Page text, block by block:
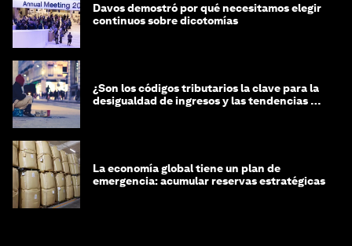
Davos demostró por qué necesitamos elegir
continuos sobre dicotomías
¿Son los códigos tributarios la clave para la
desigualdad de ingresos y las tendencias de
La economía global tiene un plan de
emergencia: acumular reservas estratégicas